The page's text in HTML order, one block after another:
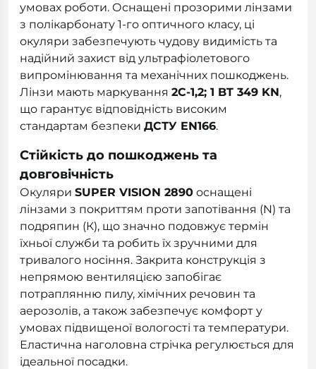
умовах роботи. Оснащені прозорими лінзами
з полікарбонату 1-го оптичного класу, ці
окуляри забезпечують чудову видимість та
надійний захист від ультрафіолетового
випромінювання та механічних пошкоджень.
Лінзи мають маркування 2C-1,2; 1 BT 349 KN,
що гарантує відповідність високим
стандартам безпеки ДСТУ EN166.
Стійкість до пошкоджень та
довговічність
Окуляри SUPER VISION 2890 оснащені
лінзами з покриттям проти запотівання (N) та
подряпин (К), що значно подовжує термін
їхньої служби та робить їх зручними для
тривалого носіння. Закрита конструкція з
непрямою вентиляцією запобігає
потраплянню пилу, хімічних речовин та
аерозолів, а також забезпечує комфорт у
умовах підвищеної вологості та температури.
Еластична наголовна стрічка регулюється для
ідеальної посадки.